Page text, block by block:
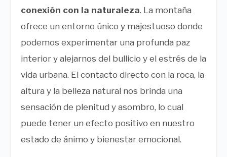
conexión con la naturaleza. La montaña
ofrece un entorno único y majestuoso donde
podemos experimentar una profunda paz
interior y alejarnos del bullicio y el estrés de la
vida urbana. El contacto directo con la roca, la
altura y la belleza natural nos brinda una
sensación de plenitud y asombro, lo cual
puede tener un efecto positivo en nuestro
estado de ánimo y bienestar emocional.